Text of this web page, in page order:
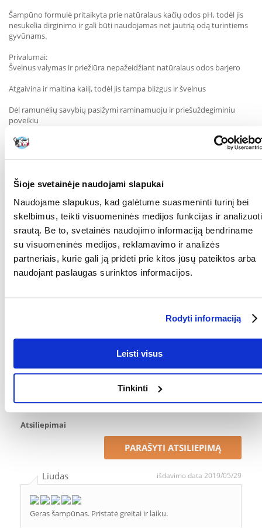
Šioje svetainėje naudojami slapukai
Naudojame slapukus, kad galėtume suasmeninti turinį bei
skelbimus, teikti visuomeninės medijos funkcijas ir analizuoti
srautą. Be to, svetainės naudojimo informaciją bendriname
su visuomeninės medijos, reklamavimo ir analizės
partneriais, kurie gali ją pridėti prie kitos jūsų pateiktos arba
naudojant paslaugas surinktos informacijos.
Rodyti informaciją
Leisti visus
Tinkinti
Šampūno formulė pritaikyta prie natūralaus kačių odos pH, todėl jis
nesukelia dirginimo ir gali būti naudojamas net jautrią odą turintiems
gyvūnams.
Privalumai:
Švelnus valymas ir priežiūra nepažeidžiant natūralaus odos barjero
Atgaivina ir maitina kailį, todėl jis tampa blizgus ir švelnus
Dėl ramunėlių savybių pasižymi raminamuoju ir priešuždegiminiu
poveikiu
Paruoštas naudoti - nereikia skiesti
TRIXIE šampūnas yra idealus sprendimas kačių globėjams, norintiems
naudojimas padeda išlaikyti sveiką, blizgantį kailį ir komfortišką odą.
RŪŠIS: Šampūnas
Parametrai
TŪRIS (ML): 250
GAMINTOJAS: TRIXIE
Paskirtis
Produktą gali vertinti tik registruoti FERA.LT klientai, kurie jį
įsigijo. Žvaigždučių įvertinimas yra visų įvertinimų vidurkis.
Patikrinę atsiliepimus, paskelbsime ir teigiamus, ir neigiamus
atsiliepimus.
Atsiliepimai
PARAŠYTI ATSILIEPIMĄ
Liudas išdavimo data 2019/05/29
Geras šampūnas. Pristatė greitai ir laiku.